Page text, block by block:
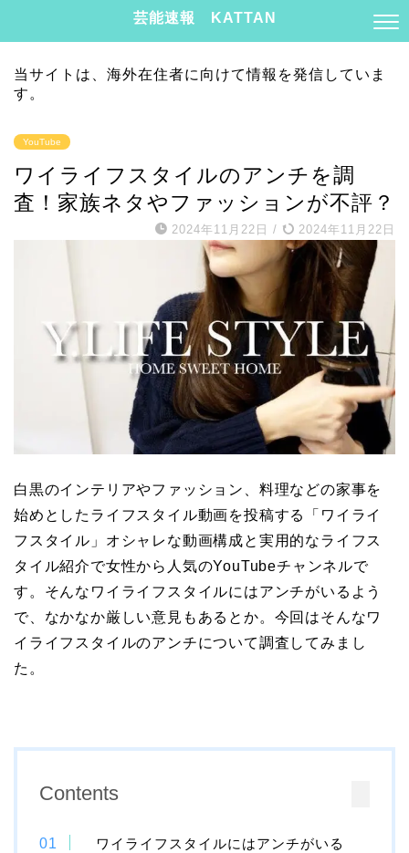
芸能速報 KATTAN
当サイトは、海外在住者に向けて情報を発信していま
す。
YouTube
ワイライフスタイルのアンチを調
査！家族ネタやファッションが不評？
2024年11月22日 / 2024年11月22日
白黒のインテリアやファッション、料理などの家事を
始めとしたライフスタイル動画を投稿する「ワイライ
フスタイル」オシャレな動画構成と実用的なライフス
タイル紹介で女性から人気のYouTubeチャンネルで
す。そんなワイライフスタイルにはアンチがいるよう
で、なかなか厳しい意見もあるとか。今回はそんなワ
イライフスタイルのアンチについて調査してみまし
た。
Contents
ワイライフスタイルにはアンチがいる